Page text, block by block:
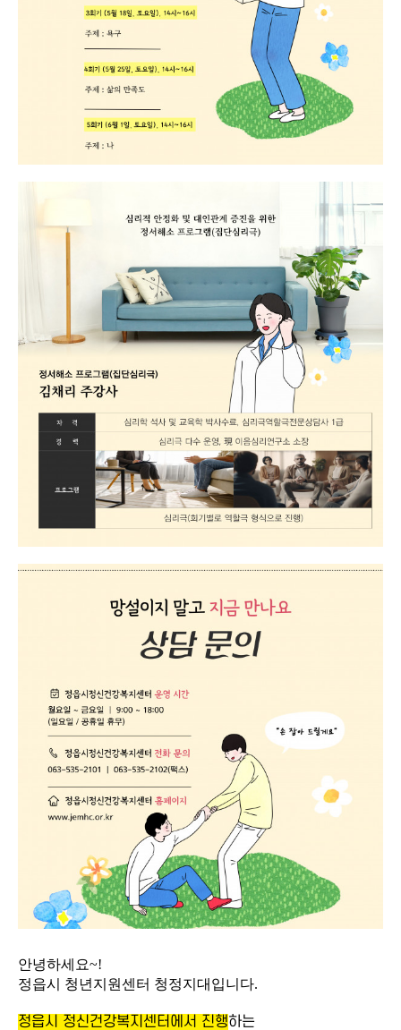
안녕하세요~!
정읍시 청년지원센터 청정지대입니다.
정읍시 정신건강복지센터에서 진행하는